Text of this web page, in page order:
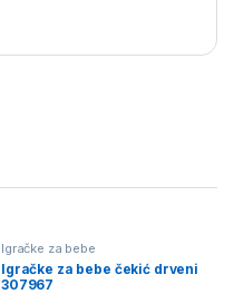
Igračke za bebe
Igračke za bebe čekić drveni
307967